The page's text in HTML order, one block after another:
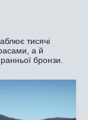
тисячі
а й
бронзи.